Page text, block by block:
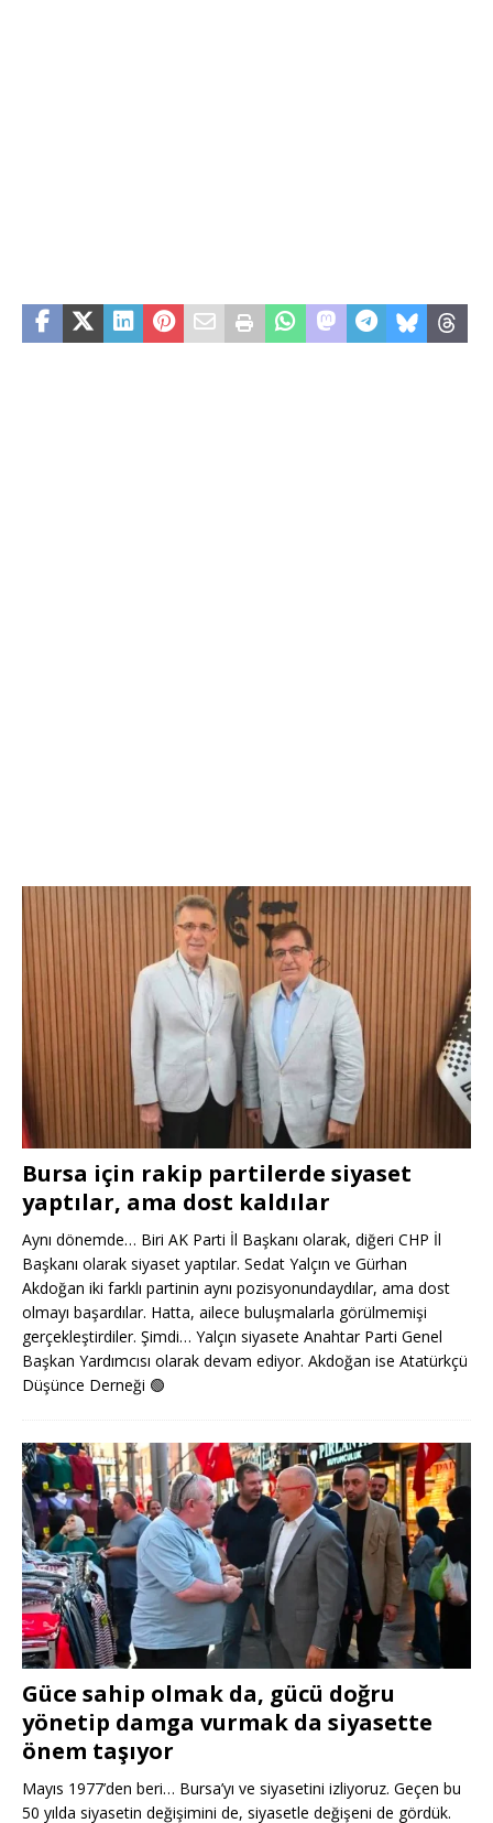
Bursa için rakip partilerde siyaset
yaptılar, ama dost kaldılar
Aynı dönemde… Biri AK Parti İl Başkanı olarak, diğeri CHP İl
Başkanı olarak siyaset yaptılar. Sedat Yalçın ve Gürhan
Akdoğan iki farklı partinin aynı pozisyonundaydılar, ama dost
olmayı başardılar. Hatta, ailece buluşmalarla görülmemişi
gerçekleştirdiler. Şimdi… Yalçın siyasete Anahtar Parti Genel
Başkan Yardımcısı olarak devam ediyor. Akdoğan ise Atatürkçü
Düşünce Derneği 🟢
Güce sahip olmak da, gücü doğru
yönetip damga vurmak da siyasette
önem taşıyor
Mayıs 1977’den beri… Bursa’yı ve siyasetini izliyoruz. Geçen bu
50 yılda siyasetin değişimini de, siyasetle değişeni de gördük.